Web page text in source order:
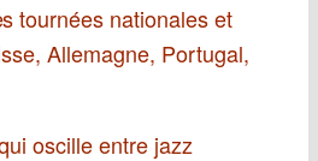
tournées nationales et
Allemagne, Portugal,
oscille entre jazz